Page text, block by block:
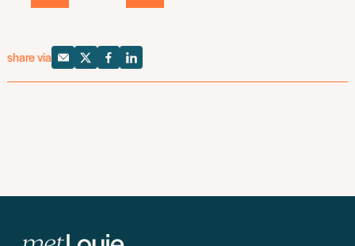
share via